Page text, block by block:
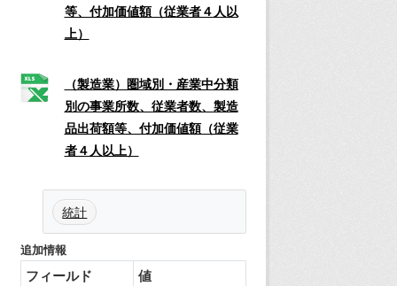
等、付加価値額（従業者４人以
上）
（製造業）圏域別・産業中分類
別の事業所数、従業者数、製造
品出荷額等、付加価値額（従業
者４人以上）
統計
追加情報
フィールド 値